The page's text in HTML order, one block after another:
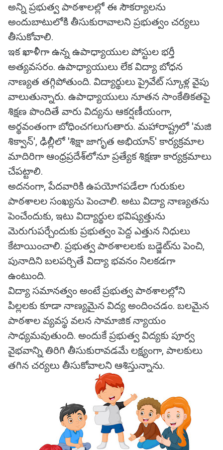
అన్ని ప్రభుత్వ పాఠశాలల్లో ఈ సౌకర్యాలను
అందుబాటులోకి తీసుకురావాలని ప్రభుత్వం చర్యలు
తీసుకోవాలి.
ఇక ఖాళీగా ఉన్న ఉపాధ్యాయుల పోస్టుల భర్తీ
అత్యవసరం. ఉపాధ్యాయులు లేక విద్యా బోధన
నాణ్యత తగ్గిపోతుంది. విద్యార్థులు ప్రైవేట్ స్కూళ్ల వైపు
వాలుతున్నారు. ఉపాధ్యాయులు నూతన సాంకేతికతపై
శిక్షణ పొందితే వారు విద్యను ఆకర్షణీయంగా,
అర్థవంతంగా బోధించగలుగుతారు. మహారాష్ట్రలో 'మజి
శిక్వాన్', ఢిల్లీలో 'శిక్షా జాగృత అభియాన్' కార్యక్రమాల
మాదిరిగా ఆంధ్రప్రదేశ్‌లోనూ ప్రత్యేక శిక్షణా కార్యక్రమాలు
చేపట్టాలి.
అదనంగా, పేదవారికి ఉపయోగపడేలా గురుకుల
పాఠశాలల సంఖ్యను పెంచాలి. అటు విద్యా నాణ్యతను
పెంచేందుకు, ఇటు విద్యార్థుల భవిష్యత్తును
మెరుగుపర్చేందుకు ప్రభుత్వం పెద్ద ఎత్తున నిధులు
కేటాయించాలి. ప్రభుత్వ పాఠశాలలకు బడ్జెట్‌ను పెంచి,
పునాదిని బలపర్చితే విద్యా భవనం నిలకడగా
ఉంటుంది.
విద్యా సమానత్వం అంటే ప్రభుత్వ పాఠశాలల్లోని
పిల్లలకు కూడా నాణ్యమైన విద్య అందించడం. బలమైన
పాఠశాల వ్యవస్థ వలన సామాజిక న్యాయం
సాధ్యమవుతుంది. అందుకే ప్రభుత్వ విద్యకు పూర్వ
వైభవాన్ని తిరిగి తీసుకురావడమే లక్ష్యంగా, పాలకులు
తగిన చర్యలు తీసుకోవాలని ఆశిస్తున్నాను.